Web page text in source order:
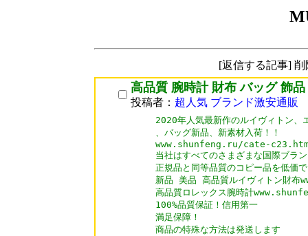
[返信する記事]
高品質 腕時計 財布 バッグ 飾
投稿者： 超人気 ブランド激安通販
2020年人気最新作のルイヴィトン、
、バッグ新品、新素材入荷！！
www.shunfeng.ru/cate-
当社はすべてのさまざまな国際ブラ
正規品と同等品質のコピー品を低価
新品 美品 高品質ルイヴィトン
高品質ロレックス腕時計
100%品質保証！信用第一
満足保障！
商品の特殊な方法は発送します